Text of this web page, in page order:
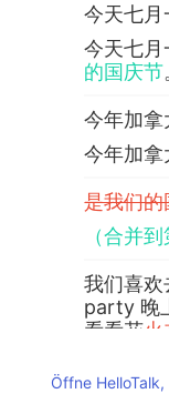
今天七月
今天七月
的国庆节
今年加拿
今年加拿
是我们
（合并
我们喜
party 晚
看看花
public
Öffne